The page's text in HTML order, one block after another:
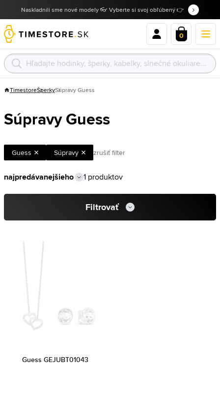
Naskladnili sme nové modely 👓 Vyberte si svoj obľúbený 👉
0
TimestoreŠperkySúpravy Guess
Súpravy Guess
Guess Súpravy zrušiť filter
1 produktov
Filtrovať
Guess GEJUBT01043